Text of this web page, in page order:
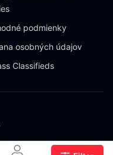
podmienky
osobných údajov
Classifieds